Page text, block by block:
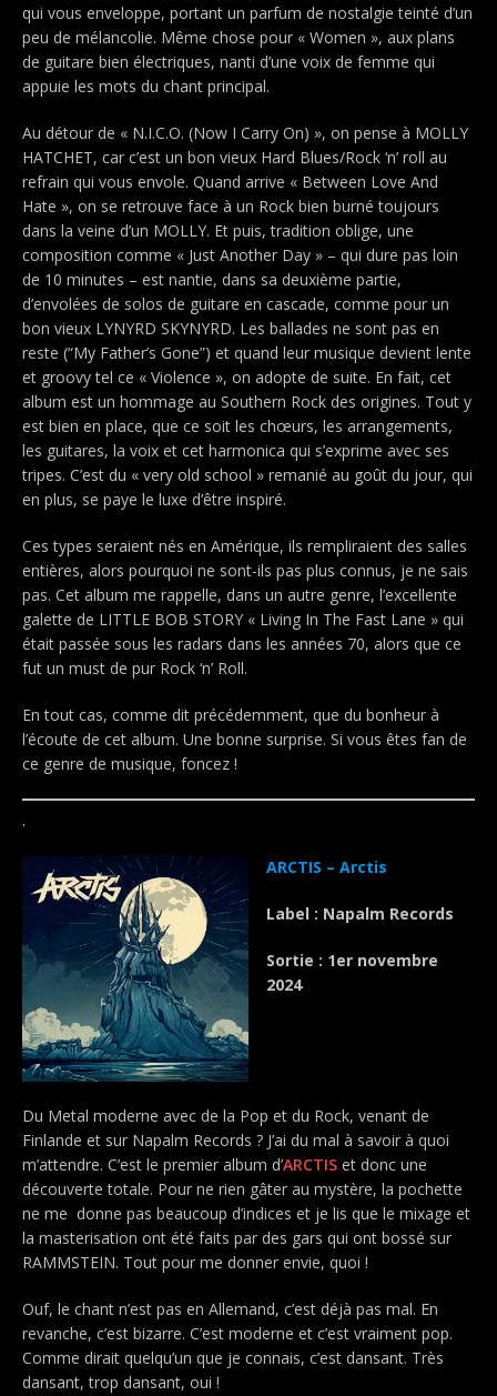
qui vous enveloppe, portant un parfum de nostalgie teinté d’un
peu de mélancolie. Même chose pour « Women », aux plans
de guitare bien électriques, nanti d’une voix de femme qui
appuie les mots du chant principal.
Au détour de « N.I.C.O. (Now I Carry On) », on pense à MOLLY
HATCHET, car c’est un bon vieux Hard Blues/Rock ‘n’ roll au
refrain qui vous envole. Quand arrive « Between Love And
Hate », on se retrouve face à un Rock bien burné toujours
dans la veine d’un MOLLY. Et puis, tradition oblige, une
composition comme « Just Another Day » – qui dure pas loin
de 10 minutes – est nantie, dans sa deuxième partie,
d’envolées de solos de guitare en cascade, comme pour un
bon vieux LYNYRD SKYNYRD. Les ballades ne sont pas en
reste (“My Father’s Gone”) et quand leur musique devient lente
et groovy tel ce « Violence », on adopte de suite. En fait, cet
album est un hommage au Southern Rock des origines. Tout y
est bien en place, que ce soit les chœurs, les arrangements,
les guitares, la voix et cet harmonica qui s’exprime avec ses
tripes. C’est du « very old school » remanié au goût du jour, qui
en plus, se paye le luxe d’être inspiré.
Ces types seraient nés en Amérique, ils rempliraient des salles
entières, alors pourquoi ne sont-ils pas plus connus, je ne sais
pas. Cet album me rappelle, dans un autre genre, l’excellente
galette de LITTLE BOB STORY « Living In The Fast Lane » qui
était passée sous les radars dans les années 70, alors que ce
fut un must de pur Rock ‘n’ Roll.
En tout cas, comme dit précédemment, que du bonheur à
l’écoute de cet album. Une bonne surprise. Si vous êtes fan de
ce genre de musique, foncez !
.
ARCTIS – Arctis
Label : Napalm Records
Sortie : 1er novembre
2024
Du Metal moderne avec de la Pop et du Rock, venant de
Finlande et sur Napalm Records ? J’ai du mal à savoir à quoi
m’attendre. C’est le premier album d’ARCTIS et donc une
découverte totale. Pour ne rien gâter au mystère, la pochette
ne me donne pas beaucoup d’indices et je lis que le mixage et
la masterisation ont été faits par des gars qui ont bossé sur
RAMMSTEIN. Tout pour me donner envie, quoi !
Ouf, le chant n’est pas en Allemand, c’est déjà pas mal. En
revanche, c’est bizarre. C’est moderne et c’est vraiment pop.
Comme dirait quelqu’un que je connais, c’est dansant. Très
dansant, trop dansant, oui !